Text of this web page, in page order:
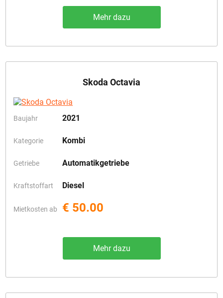
Mehr dazu
Skoda Octavia
Baujahr 2021
Kategorie Kombi
Getriebe Automatikgetriebe
Kraftstoffart Diesel
Mietkosten ab € 50.00
Mehr dazu